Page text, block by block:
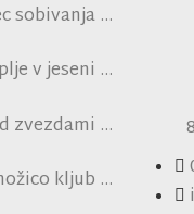
sobivanja
v jeseni
zvezdami
kljub